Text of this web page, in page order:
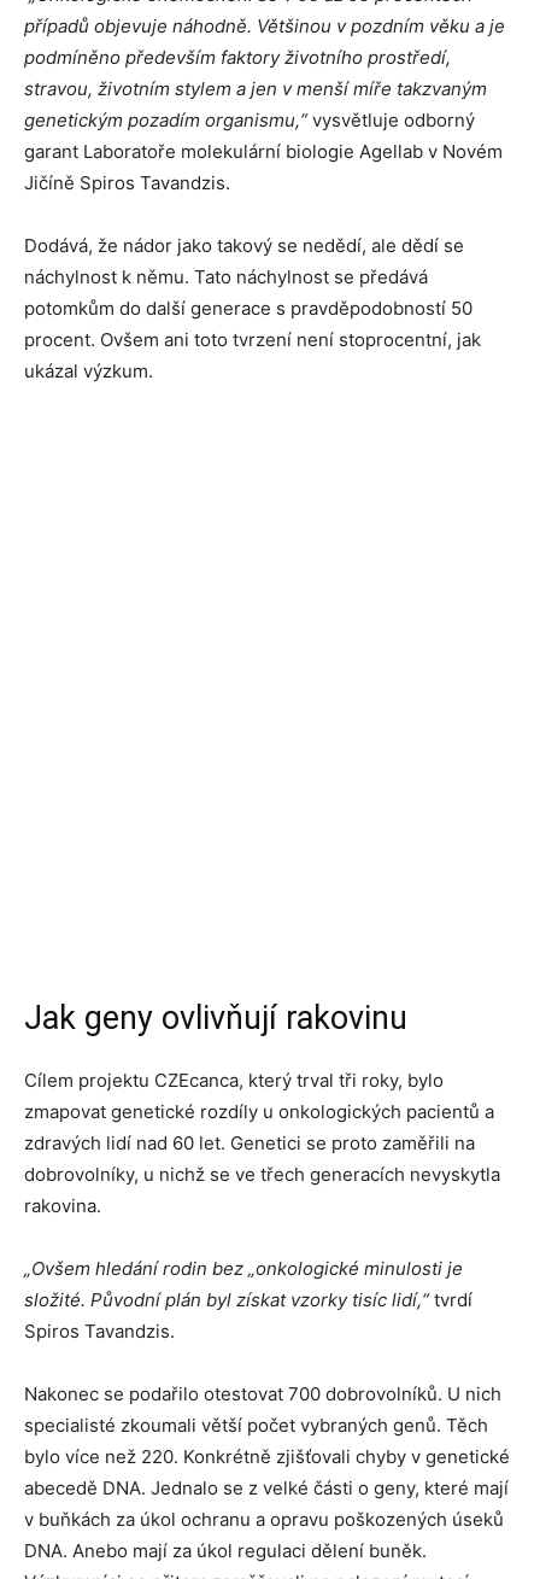
případů objevuje náhodně. Většinou v pozdním věku a je
podmíněno především faktory životního prostředí,
stravou, životním stylem a jen v menší míře takzvaným
genetickým pozadím organismu,“vysvětluje odborný
garant Laboratoře molekulární biologie Agellab v Novém
Jičíně Spiros Tavandzis.
Dodává, že nádor jako takový se nedědí, ale dědí se
náchylnost k němu. Tato náchylnost se předává
potomkům do další generace s pravděpodobností 50
procent. Ovšem ani toto tvrzení není stoprocentní, jak
ukázal výzkum.
Jak geny ovlivňují rakovinu
Cílem projektu CZEcanca, který trval tři roky, bylo
zmapovat genetické rozdíly u onkologických pacientů a
zdravých lidí nad 60 let. Genetici se proto zaměřili na
dobrovolníky, u nichž se ve třech generacích nevyskytla
rakovina.
„Ovšem hledání rodin bez „onkologické minulosti je
složité. Původní plán byl získat vzorky tisíc lidí,“tvrdí
Spiros Tavandzis.
Nakonec se podařilo otestovat 700 dobrovolníků. U nich
specialisté zkoumali větší počet vybraných genů. Těch
bylo více než 220. Konkrétně zjišťovali chyby v genetické
abecedě DNA. Jednalo se z velké části o geny, které mají
v buňkách za úkol ochranu a opravu poškozených úseků
DNA. Anebo mají za úkol regulaci dělení buněk.